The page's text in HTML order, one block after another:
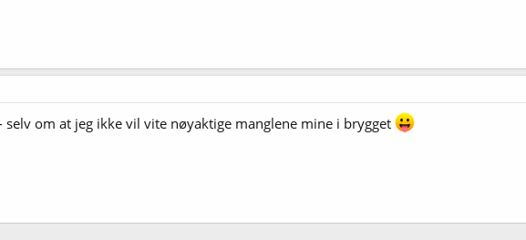
selv om at jeg ikke vil vite nøyaktige manglene mine i brygget